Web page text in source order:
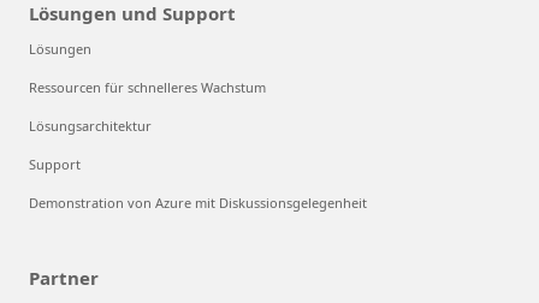
Lösungen und Support
Lösungen
Ressourcen für schnelleres Wachstum
Lösungsarchitektur
Support
Demonstration von Azure mit Diskussionsgelegenheit
Partner